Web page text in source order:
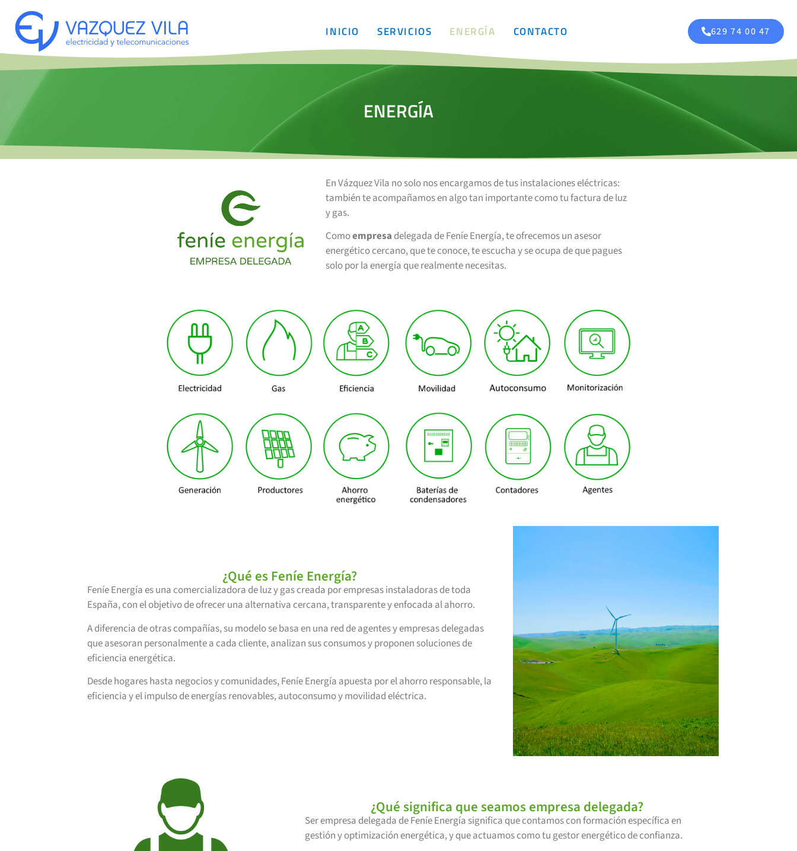
INICIO SERVICIOS ENERGÍA CONTACTO 629 74 00 47
ENERGÍA
En Vázquez Vila no solo nos encargamos de tus instalaciones eléctricas:
también te acompañamos en algo tan importante como tu factura de luz
y gas.
Comoempresa delegada de Feníe Energía, te ofrecemos un asesor
energético cercano, que te conoce, te escucha y se ocupa de que pagues
solo por la energía que realmente necesitas.
¿Qué es Feníe Energía?
Feníe Energía es una comercializadora de luz y gas creada por empresas instaladoras de toda
España, con el objetivo de ofrecer una alternativa cercana, transparente y enfocada al ahorro.
A diferencia de otras compañías, su modelo se basa en una red de agentes y empresas delegadas
que asesoran personalmente a cada cliente, analizan sus consumos y proponen soluciones de
eficiencia energética.
Desde hogares hasta negocios y comunidades, Feníe Energía apuesta por el ahorro responsable, la
eficiencia y el impulso de energías renovables, autoconsumo y movilidad eléctrica.
¿Qué significa que seamos empresa delegada?
Ser empresa delegada de Feníe Energía significa que contamos con formación específica en
gestión y optimización energética, y que actuamos como tu gestor energético de confianza.